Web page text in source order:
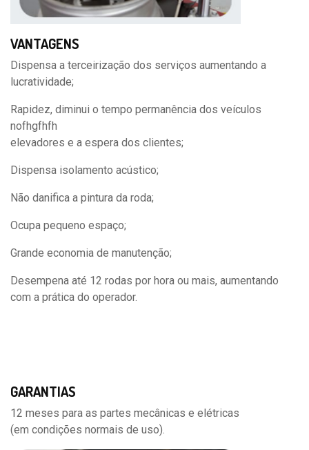
VANTAGENS
Dispensa a terceirização dos serviços aumentando a
lucratividade;
Rapidez, diminui o tempo permanência dos veículos
nofhgfhfh
elevadores e a espera dos clientes;
Dispensa isolamento acústico;
Não danifica a pintura da roda;
Ocupa pequeno espaço;
Grande economia de manutenção;
Desempena até 12 rodas por hora ou mais, aumentando
com a prática do operador.
GARANTIAS
12 meses para as partes mecânicas e elétricas
(em condições normais de uso).